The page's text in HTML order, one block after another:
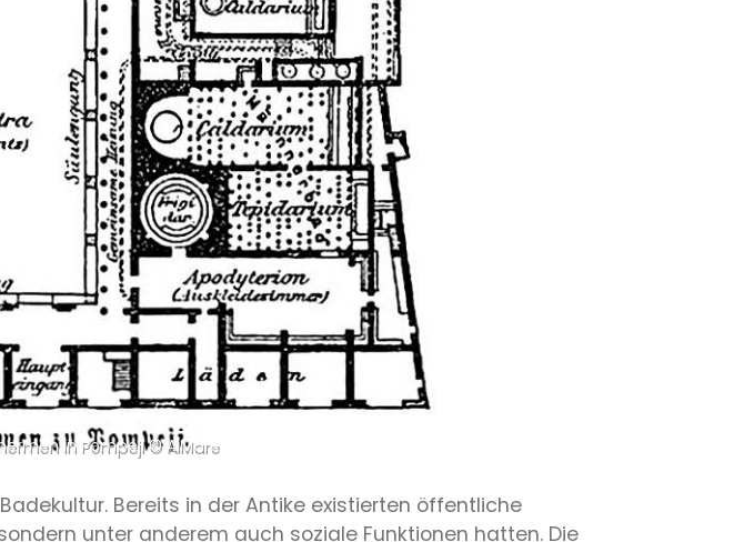
in Pompeji © AlMare
Bereits in der Antike existierten öffentliche
unter anderem auch soziale Funktionen hatten. Die